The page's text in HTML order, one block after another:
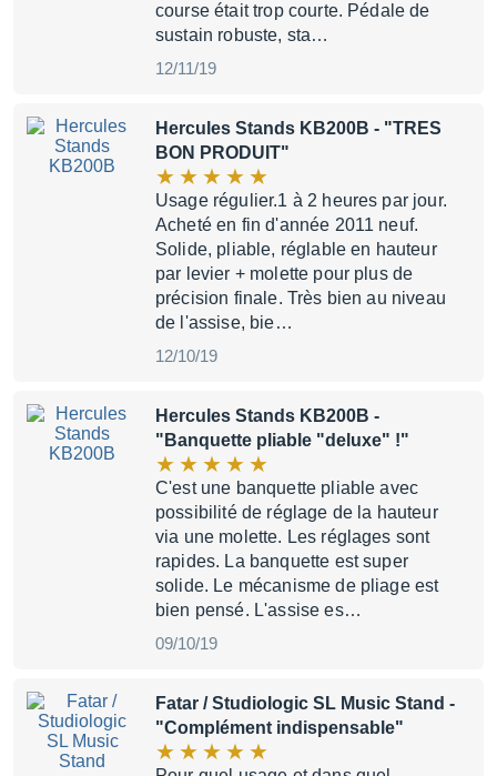
course était trop courte. Pédale de
sustain robuste, sta…
12/11/19
Hercules Stands KB200B - "TRES
BON PRODUIT"
Usage régulier.1 à 2 heures par jour.
Acheté en fin d'année 2011 neuf.
Solide, pliable, réglable en hauteur
par levier + molette pour plus de
précision finale. Très bien au niveau
de l'assise, bie…
12/10/19
Hercules Stands KB200B -
"Banquette pliable "deluxe" !"
C'est une banquette pliable avec
possibilité de réglage de la hauteur
via une molette. Les réglages sont
rapides. La banquette est super
solide. Le mécanisme de pliage est
bien pensé. L'assise es…
09/10/19
Fatar / Studiologic SL Music Stand -
"Complément indispensable"